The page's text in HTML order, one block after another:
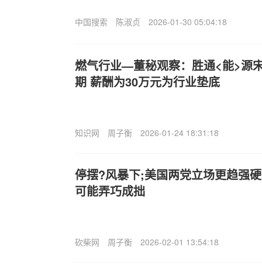
中国搜索 陈淑贞 2026-01-30 05:04:18
燃气行业—董秘观察：胜通<能>源
期 薪酬为30万元为行业垫底
知识网 周子衡 2026-01-24 18:31:18
停摆?风暴下;美国两党立场更趋强
可能弄巧成拙
砍柴网 周子衡 2026-02-01 13:54:18